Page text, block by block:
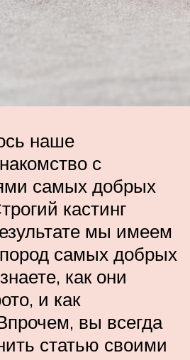
наше
с
самых добрых
кастинг
мы имеем
самых добрых
как они
и как
вы всегда
статью своими